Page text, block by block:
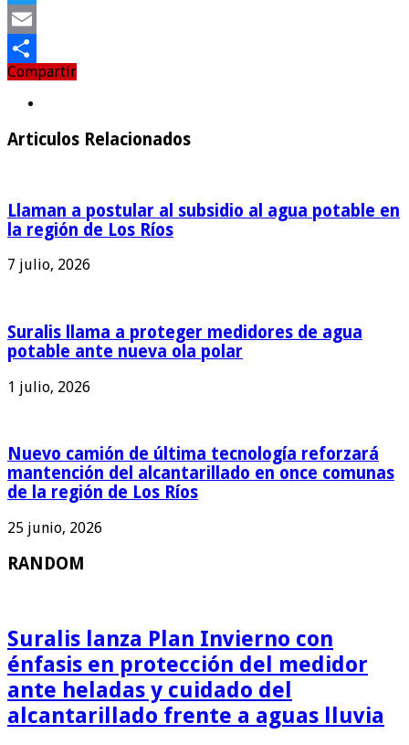
Twitter
Email
Compartir
Compartir
Articulos Relacionados
Llaman a postular al subsidio al agua potable en
la región de Los Ríos
7 julio, 2026
Suralis llama a proteger medidores de agua
potable ante nueva ola polar
1 julio, 2026
Nuevo camión de última tecnología reforzará
mantención del alcantarillado en once comunas
de la región de Los Ríos
25 junio, 2026
RANDOM
Suralis lanza Plan Invierno con
énfasis en protección del medidor
ante heladas y cuidado del
alcantarillado frente a aguas lluvia